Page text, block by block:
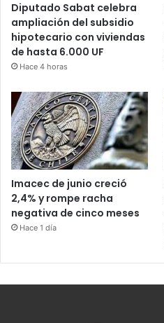
Diputado Sabat celebra
ampliación del subsidio
hipotecario con viviendas
de hasta 6.000 UF
Hace 4 horas
Imacec de junio creció
2,4% y rompe racha
negativa de cinco meses
Hace 1 día